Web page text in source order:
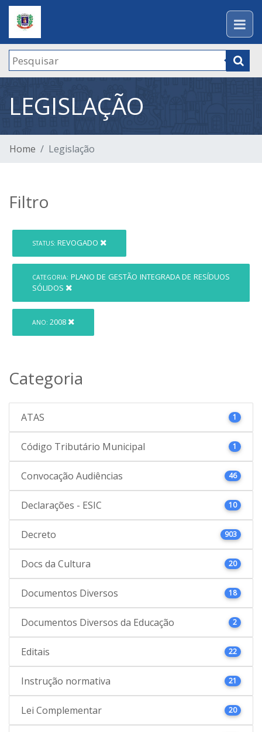
LEGISLAÇÃO
Home Legislação
Filtro
STATUS: REVOGADO
CATEGORIA: PLANO DE GESTÃO INTEGRADA DE RESÍDUOS
SÓLIDOS
ANO: 2008
Categoria
ATAS 1
Código Tributário Municipal 1
Convocação Audiências 46
Declarações - ESIC 10
Decreto 903
Docs da Cultura 20
Documentos Diversos 18
Documentos Diversos da Educação 2
Editais 22
Instrução normativa 21
Lei Complementar 20